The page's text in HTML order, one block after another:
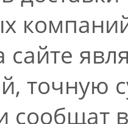
сайте
точную
сообщат